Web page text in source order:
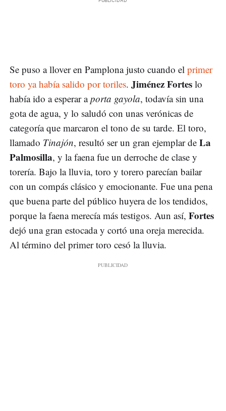
Se puso a llover en Pamplona justo cuando el primer
toro ya había salido por toriles. Jiménez Fortes lo
había ido a esperar aporta gayola, todavía sin una
gota de agua, y lo saludó con unas verónicas de
categoría que marcaron el tono de su tarde. El toro,
llamado Tinajón, resultó ser un gran ejemplar de La
Palmosilla, y la faena fue un derroche de clase y
torería. Bajo la lluvia, toro y torero parecían bailar
con un compás clásico y emocionante. Fue una pena
que buena parte del público huyera de los tendidos,
porque la faena merecía más testigos. Aun así, Fortes
dejó una gran estocada y cortó una oreja merecida.
Al término del primer toro cesó la lluvia.